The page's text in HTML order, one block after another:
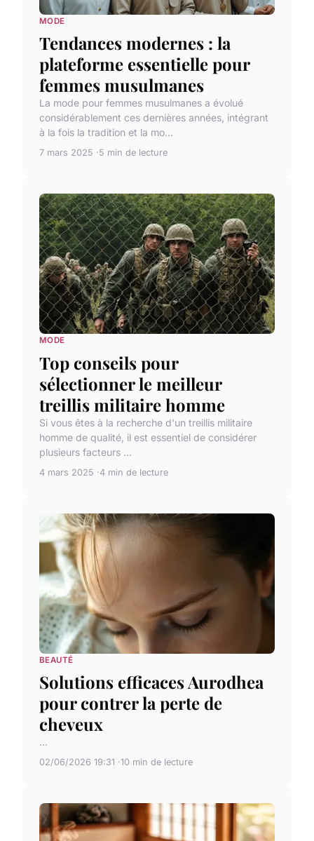
MODE
Tendances modernes : la
plateforme essentielle pour
femmes musulmanes
La mode pour femmes musulmanes a évolué
considérablement ces dernières années, intégrant
à la fois la tradition et la mo...
7 mars 2025 5 min de lecture
MODE
Top conseils pour
sélectionner le meilleur
treillis militaire homme
Si vous êtes à la recherche d'un treillis militaire
homme de qualité, il est essentiel de considérer
plusieurs facteurs ...
4 mars 2025 4 min de lecture
BEAUTÉ
Solutions efficaces Aurodhea
pour contrer la perte de
cheveux
...
02/06/2026 19:31 10 min de lecture